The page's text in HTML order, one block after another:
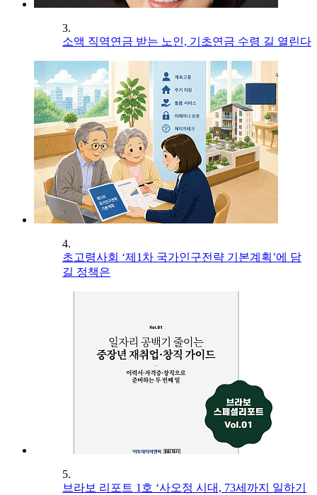
3.
소액 직역연금 받는 노인, 기초연금 수령 길 열린다
4.
초고령사회 ‘제1차 국가인구전략 기본계획’에 담
길 정책은
5.
브라보 리포트 1호 ‘사오정 시대, 73세까지 일하기